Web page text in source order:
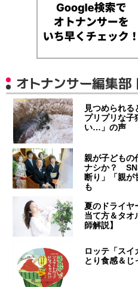
オトナンサー編集部
見つめられ
プリプリな子
い…」の声
親が子ども
ナシか？
断り」「親
も
夏のドライヤ
当て方＆タオ
師解説】
ロッテ「ス
とり食感＆じ